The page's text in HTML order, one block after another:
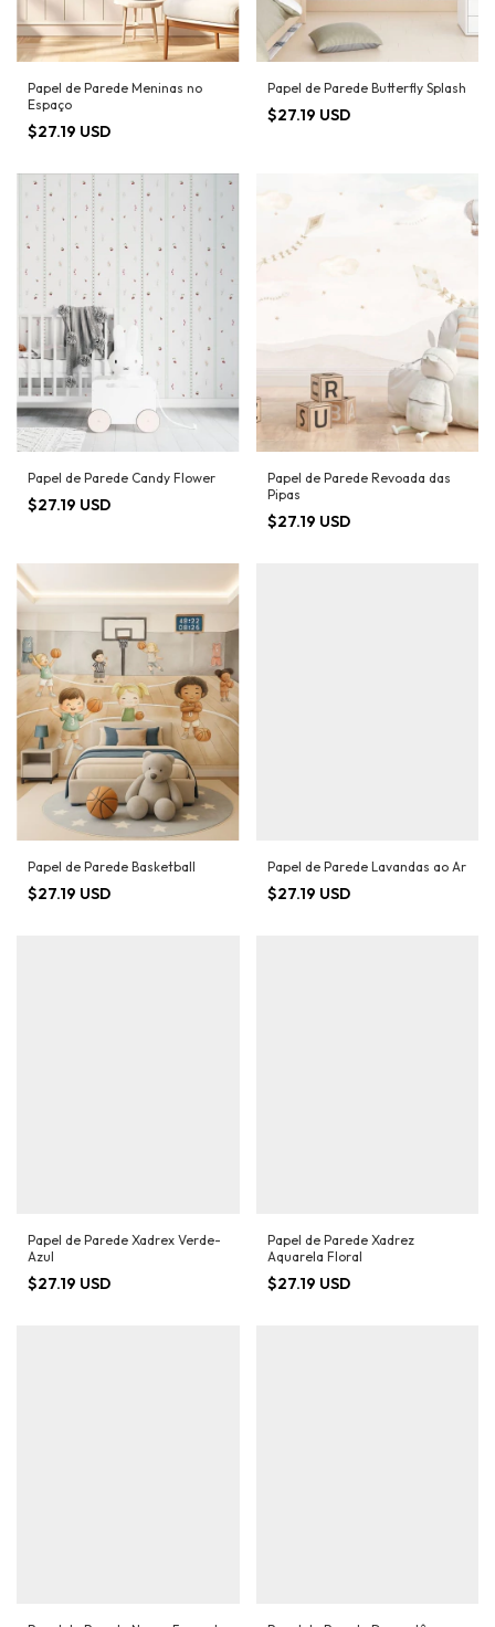
Papel de Parede Meninas no
Espaço
$27.19 USD
Papel de Parede Butterfly Splash
$27.19 USD
Papel de Parede Candy Flower
$27.19 USD
Papel de Parede Revoada das
Pipas
$27.19 USD
Papel de Parede Basketball
$27.19 USD
Papel de Parede Lavandas ao Ar
$27.19 USD
Papel de Parede Xadrex Verde-
Azul
$27.19 USD
Papel de Parede Xadrez
Aquarela Floral
$27.19 USD